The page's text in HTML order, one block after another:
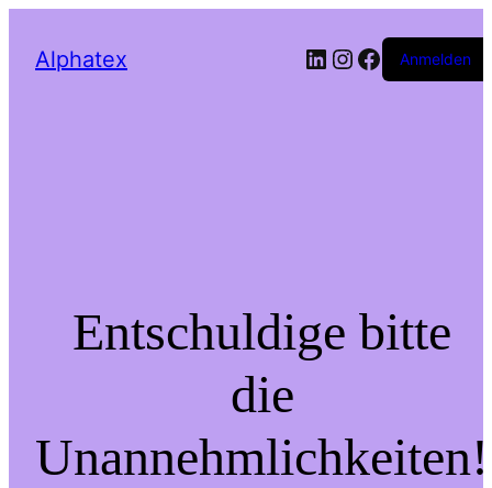
Alphatex Anmelden
Entschuldige bitte
die
Unannehmlichkeiten!